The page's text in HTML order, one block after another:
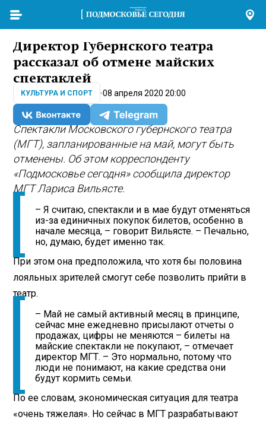
Директор Губернского театра
рассказал об отмене майских
спектаклей
КУЛЬТУРА И СПОРТ 08 апреля 2020 20:00
Спектакли Московского губернского театра
(МГТ), запланированные на май, могут быть
отменены. Об этом корреспонденту
«Подмосковье сегодня» сообщила директор
МГТ Лариса Вильясте.
– Я считаю, спектакли и в мае будут отменяться
из-за единичных покупок билетов, особенно в
начале месяца, – говорит Вильясте. – Печально,
но, думаю, будет именно так.
При этом она предположила, что хотя бы половина
лояльных зрителей смогут себе позволить прийти в
театр.
– Май не самый активный месяц в принципе,
сейчас мне ежедневно присылают отчеты о
продажах, цифры не меняются – билеты на
майские спектакли не покупают, – отмечает
директор МГТ. – Это нормально, потому что
люди не понимают, на какие средства они
будут кормить семьи.
По ее словам, экономическая ситуация для театра
«очень тяжелая». Но сейчас в МГТ разрабатывают